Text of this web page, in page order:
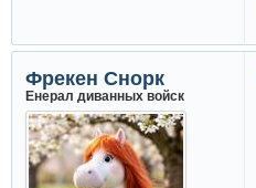
Фрекен Снорк
Енерал диванных войск